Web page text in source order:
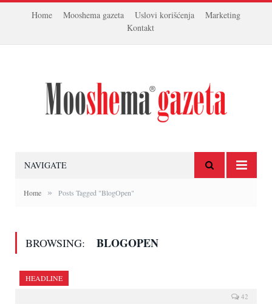
Home Mooshema gazeta Uslovi korišćenja
Marketing
Kontakt
NAVIGATE
Home » Posts Tagged "BlogOpen"
BROWSING: BLOGOPEN
HEADLINE
42